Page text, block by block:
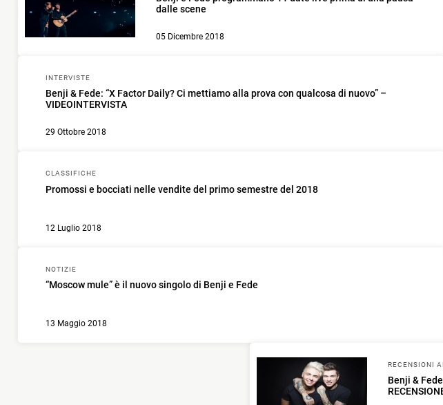
dalle scene
05 Dicembre 2018
INTERVISTE
Benji & Fede: “X Factor Daily? Ci mettiamo alla prova con qualcosa di nuovo” –
VIDEOINTERVISTA
29 Ottobre 2018
CLASSIFICHE
Promossi e bocciati nelle vendite del primo semestre del 2018
12 Luglio 2018
NOTIZIE
“Moscow mule” è il nuovo singolo di Benji e Fede
13 Maggio 2018
RECENSIONI
Benji &